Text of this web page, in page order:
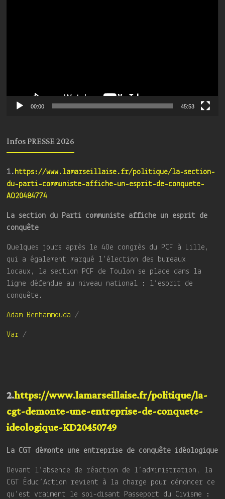
00:00 45:53
Infos PRESSE 2026
1. https://www.lamarseillaise.fr/politique/la-section-
du-parti-communiste-affiche-un-esprit-de-conquete-
AO20484774
La section du Parti communiste affiche un esprit de
conquête
Quelques jours après le 40e congrès du PCF à Lille,
qui a également marqué l’élection des bureaux
locaux, la section PCF de Toulon se place dans la
ligne défendue au niveau national : l’esprit de
conquête.
Adam Benhammouda /
Var /
2.https://www.lamarseillaise.fr/politique/la-
cgt-demonte-une-entreprise-de-conquete-
ideologique-KD20450749
La CGT démonte une entreprise de conquête idéologique
Devant l’absence de réaction de l’administration, la
CGT Éduc’Action revient à la charge pour dénoncer ce
qu’est vraiment le soi-disant Passeport du Civisme :